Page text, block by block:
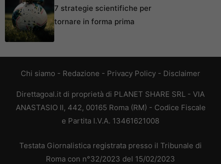
7 strategie scientifiche per
tornare in forma prima
Chi siamo - Redazione - Privacy Policy - Disclaimer
Direttagoal.it di proprietà di PLANET SHARE SRL - VIA
ANASTASIO II, 442, 00165 Roma (RM) - Codice Fiscale
e Partita I.V.A. 13461621008
Testata Giornalistica registrata presso il Tribunale di
Roma con n°32/2023 del 15/02/2023